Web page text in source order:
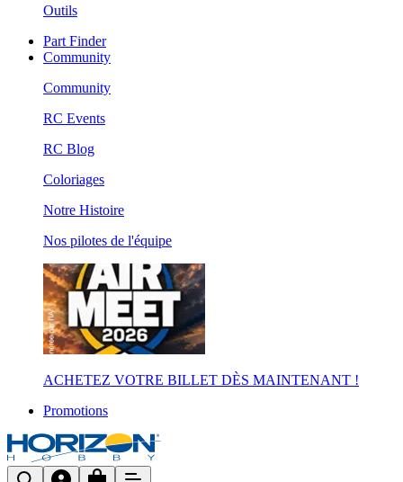
Outils
Part Finder
Community
Community
RC Events
RC Blog
Coloriages
Notre Histoire
Nos pilotes de l'équipe
ACHETEZ VOTRE BILLET DÈS MAINTENANT !
Promotions